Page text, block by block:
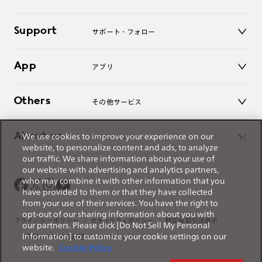
アクセサリー
ログアウト
Support サポート・フォロー
よくあるご質問
お問い合わせ
App アプリ
Others その他サービス
レンズ交換
オンラインギフト
About us JINSについて
Magnify Life
会社概要
採用情報
法人のお客様
出店について
プライバシーポリシー セキュリティポリシー 特定商取引法表示
薬機法に関する表記 サイトマップ
We use cookies to improve your experience on our
website, to personalize content and ads, to analyze
our traffic. We share information about your use of
our website with advertising and analytics partners,
who may combine it with other information that you
have provided to them or that they have collected
from your use of their services. You have the right to
opt-out of our sharing information about you with
our partners. Please click [Do Not Sell My Personal
Information] to customize your cookie settings on our
website.
Cookie Policy